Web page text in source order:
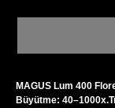
MAGUS Lum 400
Büyütme: